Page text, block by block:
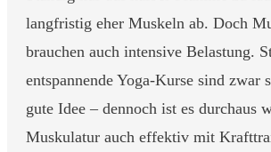
langfristig eher Muskeln ab. Doch
brauchen auch intensive Belastung.
entspannende Yoga-Kurse sind zwar
gute Idee – dennoch ist es durchaus
Muskulatur auch effektiv mit